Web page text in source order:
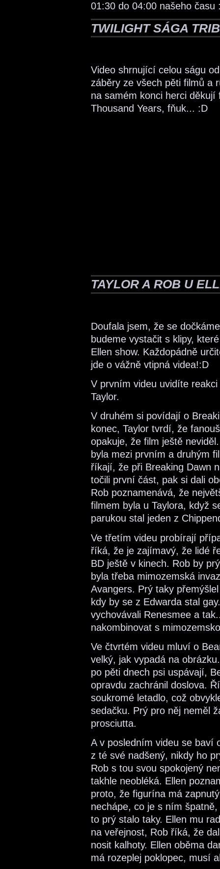
01:30 do 04:00 našeho času
TWILIGHT SÁGA
Video shrnující celou ságu
záběry ze všech pěti filmů a
na samém konci herci
Thousand Years, fňuk... :D
TAYLOR A ROB U
Doufala jsem, že se
budeme vystačit s klipy,
Ellen show. Každopádně
jde o vážně vtipná videa!:D
V prvním videu uvidíte
Taylor.
V druhém si povídají o
konec, Taylor tvrdí, že
opakuje, že film ještě
byla mezi prvním a druhým
říkají, že při Breaking Dawn
točili první část, pak si dali
Rob poznamenává, že
filmem byla u Taylora, když
parukou stal jeden z
Ve třetím videu probírají
říká, že je zajímavý, že lidé
BD ještě v kinech. Rob by
byla třeba mimozemská
Avangers. Prý taky
kdy by se z Edwarda stal
vychovávali Renesmee a
nakombinovat s
Ve čtvrtém videu mluví o
velký, jak vypadá na
po pěti dnech psi uspávají,
opravdu zachránil doslova.
soukromé letadlo, což
sedačku. Prý pro něj neměl
prosciutta.
A v posledním videu se baví
z té své nadšený, nikdy ho
Rob s tou svou spokojený
takhle neobléká. Ellen
proto, že figurína má
nechápe, co je s ním
to prý stalo taky. Ellen mu
na veřejnost, Rob říká, že
nosit kalhoty. Ellen oběma
má rozeplej poklopec, musí